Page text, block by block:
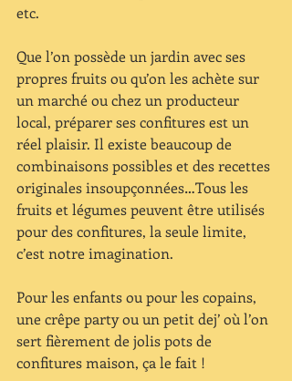
etc.
Que l’on possède un jardin avec ses
propres fruits ou qu’on les achète sur
un marché ou chez un producteur
local, préparer ses confitures est un
réel plaisir. Il existe beaucoup de
combinaisons possibles et des recettes
originales insoupçonnées…Tous les
fruits et légumes peuvent être utilisés
pour des confitures, la seule limite,
c’est notre imagination.
Pour les enfants ou pour les copains,
une crêpe party ou un petit dej’ où l’on
sert fièrement de jolis pots de
confitures maison, ça le fait !